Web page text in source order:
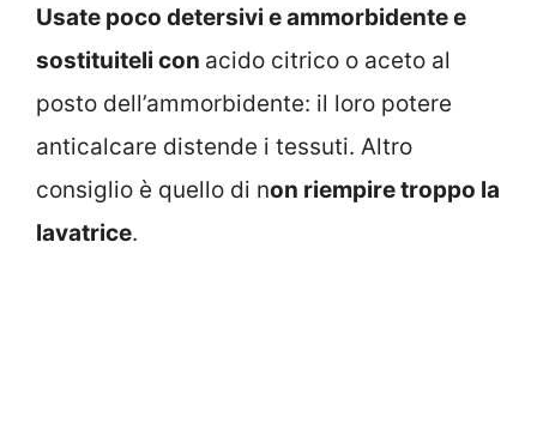
Usate poco detersivi e ammorbidente e
sostituiteli con acido citrico o aceto al
posto dell’ammorbidente: il loro potere
anticalcare distende i tessuti. Altro
consiglio è quello di non riempire troppo la
lavatrice.